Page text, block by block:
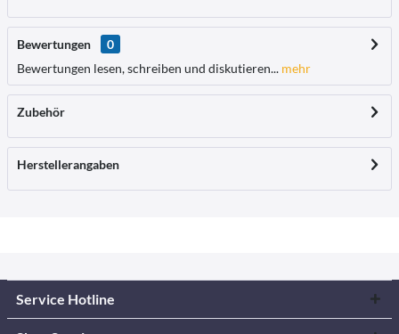
Bewertungen
0
Bewertungen lesen, schreiben und diskutieren... mehr
Zubehör
Herstellerangaben
Service Hotline